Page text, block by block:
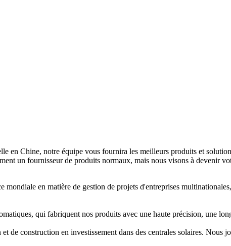
en Chine, notre équipe vous fournira les meilleurs produits et
un fournisseur de produits normaux, mais nous visons à devenir
mondiale en matière de gestion de projets d'entreprises
qui fabriquent nos produits avec une haute précision, une
de construction en investissement dans des centrales solaires. Nous